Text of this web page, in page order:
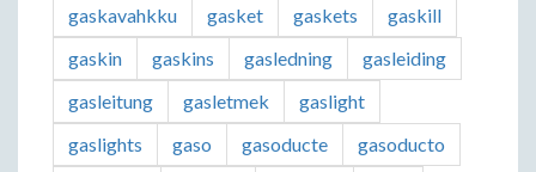
gaskavahkku
gasket gaskets
gaskill
gaskin
gaskins gasledning
gasleiding
gasleitung
gasletmek
gaslight
gaslights
gaso gasoducte
gasoducto